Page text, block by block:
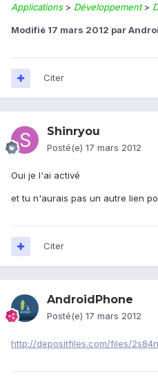
Applications> Développement>
Modifié 17 mars 2012 par
Citer
Shinryou
Posté(e) 17 mars 2012
Oui je l'ai activé
et tu n'aurais pas un autre lien
Citer
AndroidPhone
Posté(e) 17 mars 2012
http://depositfiles.com/files/